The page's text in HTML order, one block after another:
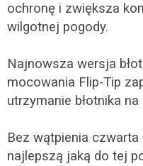
ochronę i zwiększa
wilgotnej pogody.
Najnowsza wersja
mocowania Flip-Tip
utrzymanie błotnika
Bez wątpienia
najlepszą jaką do tej